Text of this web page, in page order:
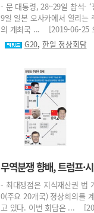
- 문 대통령, 28~29일 참석-
9일 일본 오사카에서 열리는
의 개최국 ... [2019-06-25
G20, 한일 정상회담
무역분쟁 향배, 트럼프·
- 최대쟁점은 지식재산권 법
0(주요 20개국) 정상회의를
고 있다. 이번 회담은 ...